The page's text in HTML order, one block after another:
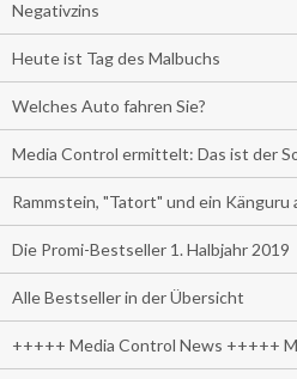
Negativzins
Heute ist Tag des Malbuchs
Welches Auto fahren Sie?
Media Control ermittelt: Das ist der
Rammstein, "Tatort" und ein Känguru
Die Promi-Bestseller 1. Halbjahr 2019
Alle Bestseller in der Übersicht
+++++ Media Control News +++++